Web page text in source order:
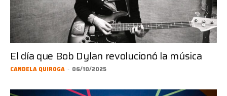
El día que Bob Dylan revolucionó la música
CANDELA QUIROGA - 06/10/2025